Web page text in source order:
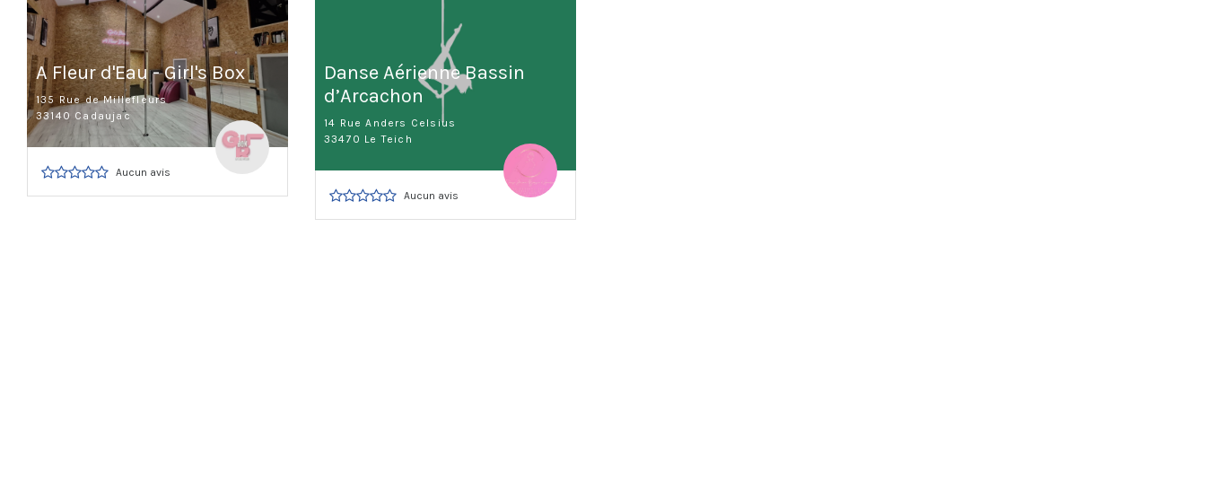
A Fleur d'Eau - Girl's Box
135 Rue de Millefleurs
33140 Cadaujac
Aucun avis
Danse Aérienne Bassin
d’Arcachon
14 Rue Anders Celsius
33470 Le Teich
Aucun avis